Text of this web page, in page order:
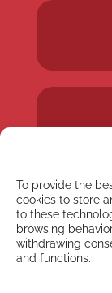
To provide the
cookies to store
to these
browsing
withdrawing
and functions.